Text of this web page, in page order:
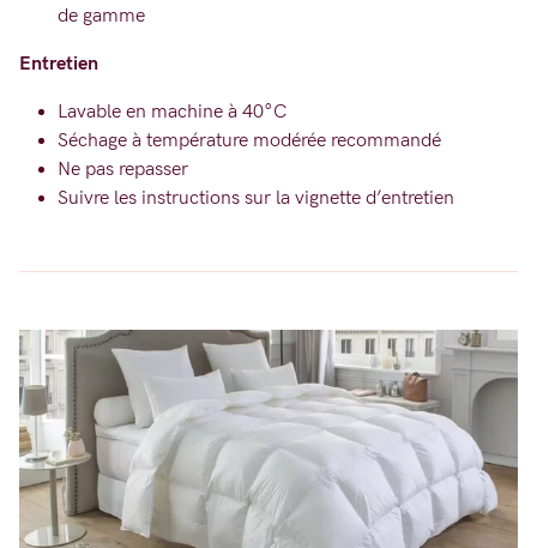
de gamme
Entretien
Lavable en machine à 40°C
Séchage à température modérée recommandé
Ne pas repasser
Suivre les instructions sur la vignette d’entretien